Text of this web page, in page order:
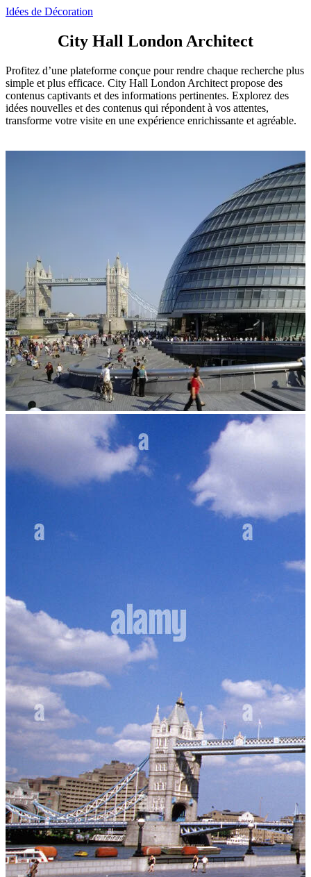
Idées de Décoration
City Hall London Architect
Profitez d’une plateforme conçue pour rendre chaque recherche plus
simple et plus efficace. City Hall London Architect propose des
contenus captivants et des informations pertinentes. Explorez des
idées nouvelles et des contenus qui répondent à vos attentes,
transforme votre visite en une expérience enrichissante et agréable.